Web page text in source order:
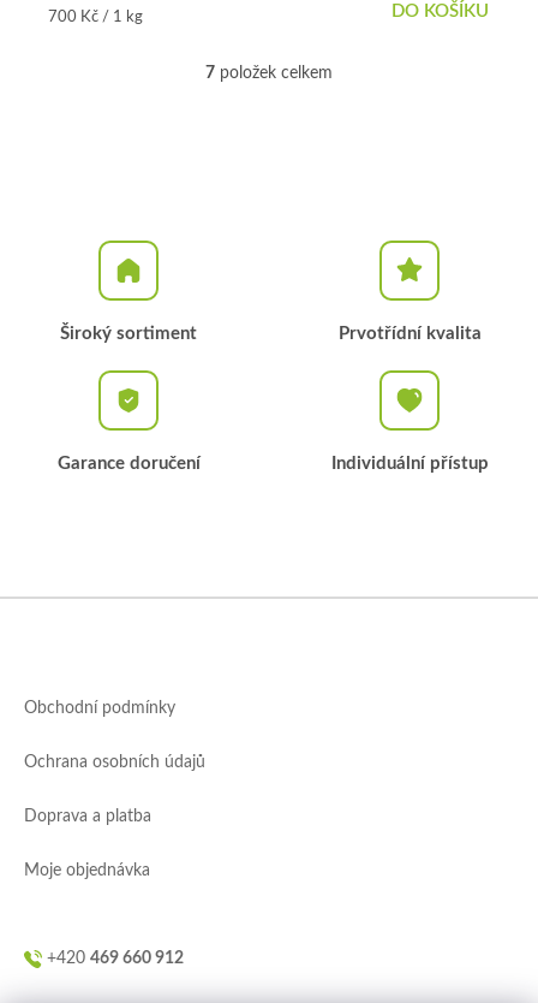
Měrná
700 Kč / 1 kg DO KOŠÍKU
O
7 položek celkem
Široký sortiment Prvotřídní kvalita
Garance doručení Individuální přístup
Obchodní podmínky
Ochrana osobních údajů
Doprava a platba
Moje objednávka
+420 469 660 912